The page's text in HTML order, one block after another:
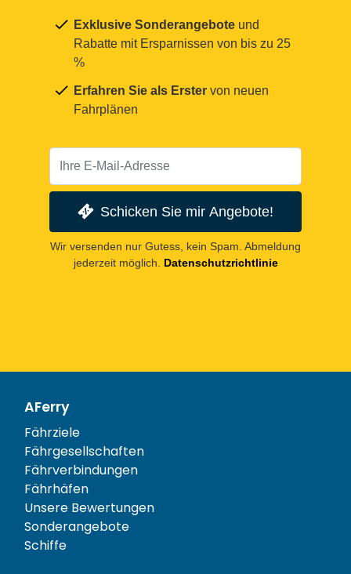
Exklusive Sonderangebote und
Rabatte mit Ersparnissen von bis zu 25
%
Erfahren Sie als Erster von neuen
Fahrplänen
Schicken Sie mir Angebote!
Wir versenden nur Gutess, kein Spam. Abmeldung
jederzeit möglich.
Datenschutzrichtlinie
AFerry
Fährziele
Fährgesellschaften
Fährverbindungen
Fährhäfen
Unsere Bewertungen
Sonderangebote
Schiffe